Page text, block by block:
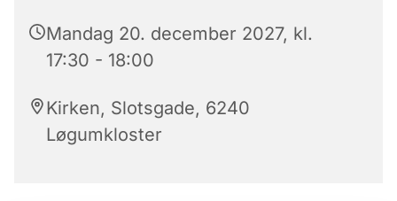
Mandag 20. december 2027, kl.
17:30 - 18:00
Kirken, Slotsgade, 6240
Løgumkloster